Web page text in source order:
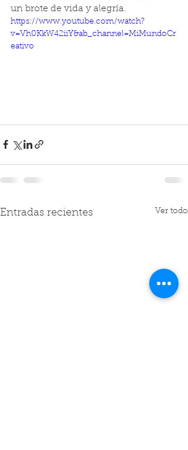
un brote de vida y alegría.
https://www.youtube.com/watch?
v=Vh0KkW42iiY&ab_channel=MiMundoCr
eativo
Entradas recientes Ver todo